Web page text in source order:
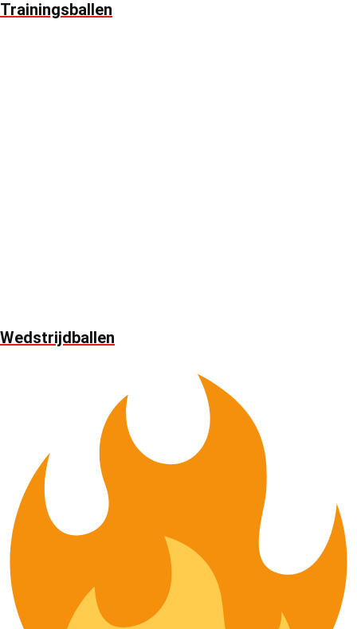
Trainingsballen
Wedstrijdballen